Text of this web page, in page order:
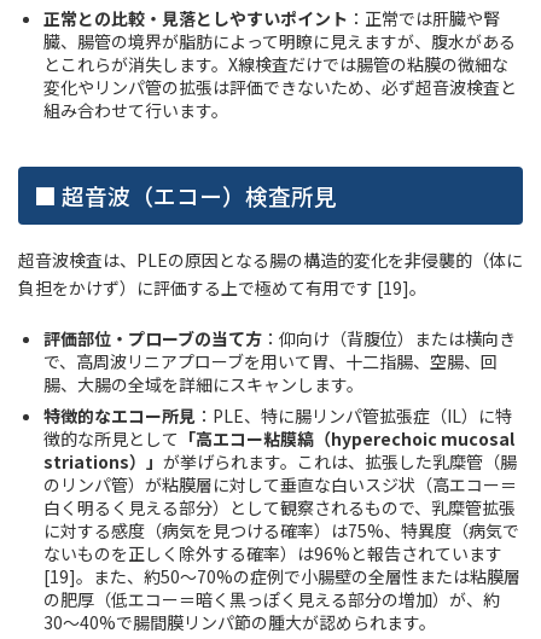
正常との比較・見落としやすいポイント ：正常では肝臓や腎
臓、腸管の境界が脂肪によって明瞭に見えますが、腹水がある
とこれらが消失します。X線検査だけでは腸管の粘膜の微細な
変化やリンパ管の拡張は評価できないため、必ず超音波検査と
組み合わせて行います。
■ 超音波（エコー）検査所見
超音波検査は、PLEの原因となる腸の構造的変化を非侵襲的（体に
負担をかけず）に評価する上で極めて有用です [19]。
評価部位・プローブの当て方 ：仰向け（背腹位）または横向き
で、高周波リニアプローブを用いて胃、十二指腸、空腸、回
腸、大腸の全域を詳細にスキャンします。
特徴的なエコー所見 ：PLE、特に腸リンパ管拡張症（IL）に特
徴的な所見として 「高エコー粘膜縞（hyperechoic mucosal
striations）」 が挙げられます。これは、拡張した乳糜管（腸
のリンパ管）が粘膜層に対して垂直な白いスジ状（高エコー＝
白く明るく見える部分）として観察されるもので、乳糜管拡張
に対する感度（病気を見つける確率）は75%、特異度（病気で
ないものを正しく除外する確率）は96%と報告されています
[19]。また、約50〜70%の症例で小腸壁の全層性または粘膜層
の肥厚（低エコー＝暗く黒っぽく見える部分の増加）が、約
30〜40%で腸間膜リンパ節の腫大が認められます。